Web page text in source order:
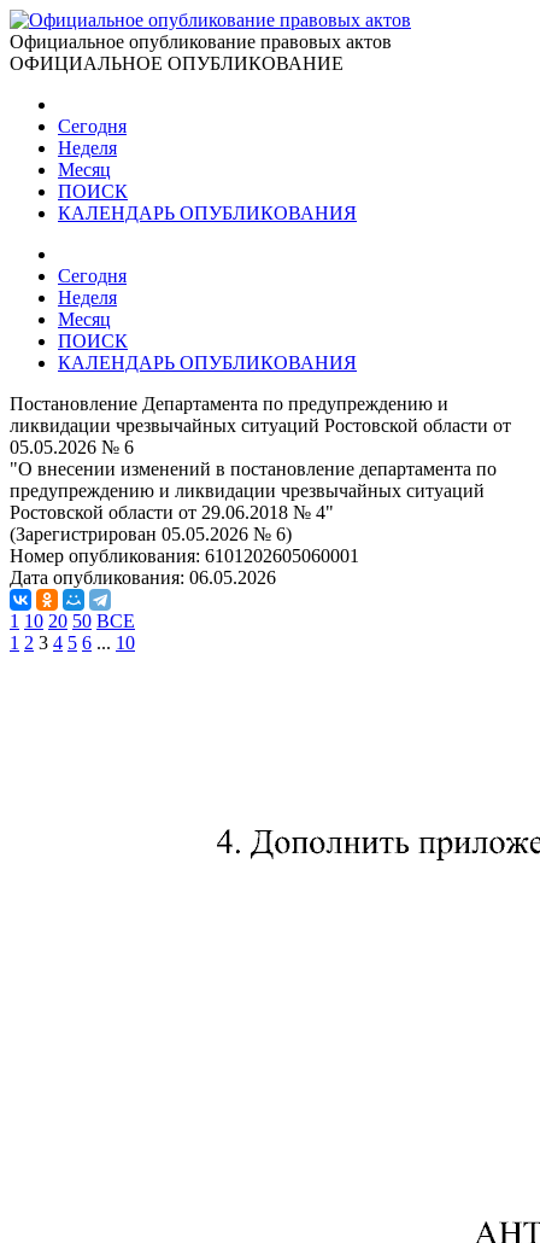
Официальное опубликование правовых актов
ОФИЦИАЛЬНОЕ ОПУБЛИКОВАНИЕ
Сегодня
Неделя
Месяц
ПОИСК
КАЛЕНДАРЬ ОПУБЛИКОВАНИЯ
Сегодня
Неделя
Месяц
ПОИСК
КАЛЕНДАРЬ ОПУБЛИКОВАНИЯ
Постановление Департамента по предупреждению и
ликвидации чрезвычайных ситуаций Ростовской области от
05.05.2026 № 6
"О внесении изменений в постановление департамента по
предупреждению и ликвидации чрезвычайных ситуаций
Ростовской области от 29.06.2018 № 4"
(Зарегистрирован 05.05.2026 № 6)
Номер опубликования: 6101202605060001
Дата опубликования: 06.05.2026
1 10 20 50 ВСЕ
1 2 3 4 5 6 ... 10